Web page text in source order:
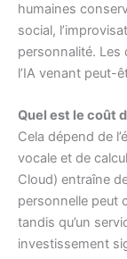
humaines
social,
personnalité.
l’IA venant peut-
Quel est le coût
Cela dépend de
vocale et de calcul
Cloud) entraîne
personnelle peut
tandis qu’un
investissement